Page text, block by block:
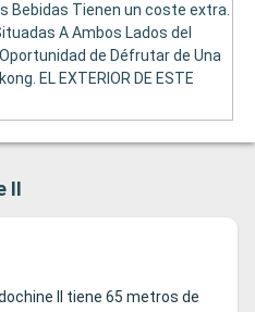
Bebidas Tienen un coste extra.
A Ambos Lados del
de Défrutar de Una
EL EXTERIOR DE ESTE
II
II tiene 65 metros de